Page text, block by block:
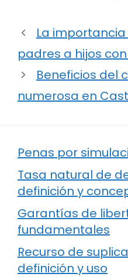
La
padres a hijos
Beneficios del
numerosa en
Penas por
Tasa natural de
definición y
Garantías de
fundamentales
Recurso de
definición y uso